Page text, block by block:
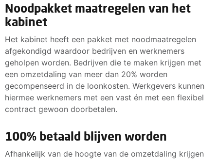
Noodpakket maatregelen van het
kabinet
Het kabinet heeft een pakket met noodmaatregelen
afgekondigd waardoor bedrijven en werknemers
geholpen worden. Bedrijven die te maken krijgen met
een omzetdaling van meer dan 20% worden
gecompenseerd in de loonkosten. Werkgevers kunnen
hiermee werknemers met een vast én met een flexibel
contract gewoon doorbetalen.
100% betaald blijven worden
Afhankelijk van de hoogte van de omzetdaling krijgen